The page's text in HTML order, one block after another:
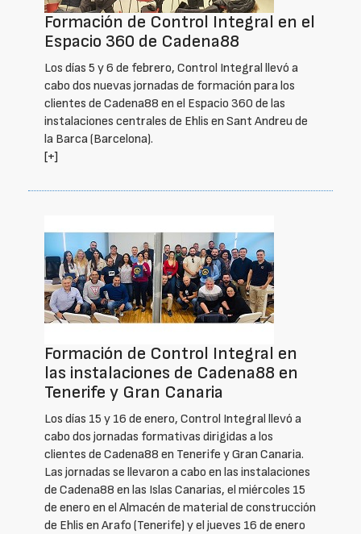
Formación de Control Integral en el
Espacio 360 de Cadena88
Los días 5 y 6 de febrero, Control Integral llevó a
cabo dos nuevas jornadas de formación para los
clientes de Cadena88 en el Espacio 360 de las
instalaciones centrales de Ehlis en Sant Andreu de
la Barca (Barcelona).
[+]
Formación de Control Integral en
las instalaciones de Cadena88 en
Tenerife y Gran Canaria
Los días 15 y 16 de enero, Control Integral llevó a
cabo dos jornadas formativas dirigidas a los
clientes de Cadena88 en Tenerife y Gran Canaria.
Las jornadas se llevaron a cabo en las instalaciones
de Cadena88 en las Islas Canarias, el miércoles 15
de enero en el Almacén de material de construcción
de Ehlis en Arafo (Tenerife) y el jueves 16 de enero